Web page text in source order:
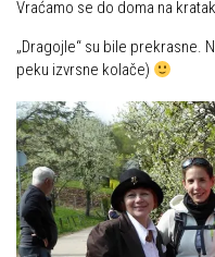
Vraćamo se do doma na
„Dragojle“ su bile prekrasne.
peku izvrsne kolače)